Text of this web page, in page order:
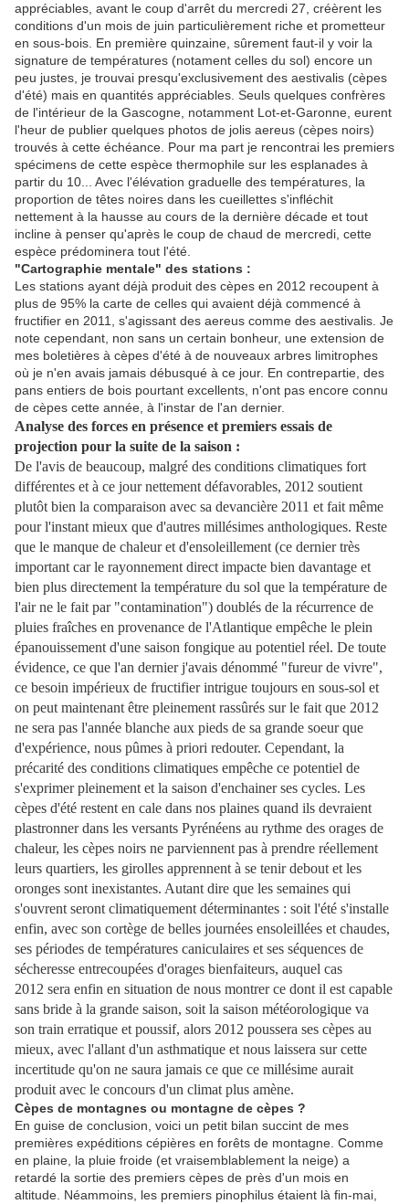
appréciables, avant le coup d'arrêt du mercredi 27, créèrent les
conditions d'un mois de juin particulièrement riche et prometteur
en sous-bois. En première quinzaine, sûrement faut-il y voir la
signature de températures (notament celles du sol) encore un
peu justes, je trouvai presqu'exclusivement des aestivalis (cèpes
d'été) mais en quantités appréciables. Seuls quelques confrères
de l'intérieur de la Gascogne, notamment Lot-et-Garonne, eurent
l'heur de publier quelques photos de jolis aereus (cèpes noirs)
trouvés à cette échéance. Pour ma part je rencontrai les premiers
spécimens de cette espèce thermophile sur les esplanades à
partir du 10... Avec l'élévation graduelle des températures, la
proportion de têtes noires dans les cueillettes s'infléchit
nettement à la hausse au cours de la dernière décade et tout
incline à penser qu'après le coup de chaud de mercredi, cette
espèce prédominera tout l'été.
"Cartographie mentale" des stations :
Les stations ayant déjà produit des cèpes en 2012 recoupent à
plus de 95% la carte de celles qui avaient déjà commencé à
fructifier en 2011, s'agissant des aereus comme des aestivalis. Je
note cependant, non sans un certain bonheur, une extension de
mes boletières à cèpes d'été à de nouveaux arbres limitrophes
où je n'en avais jamais débusqué à ce jour. En contrepartie, des
pans entiers de bois pourtant excellents, n'ont pas encore connu
de cèpes cette année, à l'instar de l'an dernier.
Analyse des forces en présence et premiers essais de
projection pour la suite de la saison :
De l'avis de beaucoup, malgré des conditions climatiques fort
différentes et à ce jour nettement défavorables, 2012 soutient
plutôt bien la comparaison avec sa devancière 2011 et fait même
pour l'instant mieux que d'autres millésimes anthologiques. Reste
que le manque de chaleur et d'ensoleillement (ce dernier très
important car le rayonnement direct impacte bien davantage et
bien plus directement la température du sol que la température de
l'air ne le fait par "contamination") doublés de la récurrence de
pluies fraîches en provenance de l'Atlantique empêche le plein
épanouissement d'une saison fongique au potentiel réel. De toute
évidence, ce que l'an dernier j'avais dénommé "fureur de vivre",
ce besoin impérieux de fructifier intrigue toujours en sous-sol et
on peut maintenant être pleinement rassûrés sur le fait que 2012
ne sera pas l'année blanche aux pieds de sa grande soeur que
d'expérience, nous pûmes à priori redouter. Cependant, la
précarité des conditions climatiques empêche ce potentiel de
s'exprimer pleinement et la saison d'enchainer ses cycles. Les
cèpes d'été restent en cale dans nos plaines quand ils devraient
plastronner dans les versants Pyrénéens au rythme des orages de
chaleur, les cèpes noirs ne parviennent pas à prendre réellement
leurs quartiers, les girolles apprennent à se tenir debout et les
oronges sont inexistantes. Autant dire que les semaines qui
s'ouvrent seront climatiquement déterminantes : soit l'été s'installe
enfin, avec son cortège de belles journées ensoleillées et chaudes,
ses périodes de températures caniculaires et ses séquences de
sécheresse entrecoupées d'orages bienfaiteurs, auquel cas
2012 sera enfin en situation de nous montrer ce dont il est capable
sans bride à la grande saison, soit la saison météorologique va
son train erratique et poussif, alors 2012 poussera ses cèpes au
mieux, avec l'allant d'un asthmatique et nous laissera sur cette
incertitude qu'on ne saura jamais ce que ce millésime aurait
produit avec le concours d'un climat plus amène.
Cèpes de montagnes ou montagne de cèpes ?
En guise de conclusion, voici un petit bilan succint de mes
premières expéditions cépières en forêts de montagne. Comme
en plaine, la pluie froide (et vraisemblablement la neige) a
retardé la sortie des premiers cèpes de près d'un mois en
altitude. Néammoins, les premiers pinophilus étaient là fin-mai,